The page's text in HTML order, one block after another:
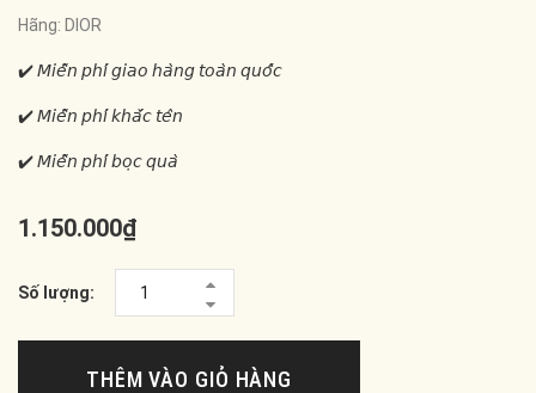
Hãng: DIOR
✔️ 𝘔𝘪𝘦̂̃𝘯 𝘱𝘩𝘪́ 𝘨𝘪𝘢𝘰 𝘩𝘢̀𝘯𝘨 𝘵𝘰𝘢̀𝘯 𝘲𝘶𝘰̂́𝘤
✔️ 𝘔𝘪𝘦̂̃𝘯 𝘱𝘩𝘪́ 𝘬𝘩𝘢̆́𝘤 𝘵𝘦̂𝘯
✔️ 𝘔𝘪𝘦̂̃𝘯 𝘱𝘩𝘪́ 𝘣𝘰̣𝘤 𝘲𝘶𝘢̀
1.150.000₫
Số lượng:
THÊM VÀO GIỎ HÀNG